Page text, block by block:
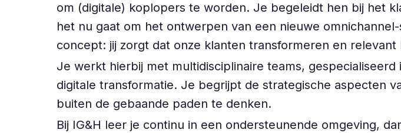
om (digitale) koplopers te worden. Je begeleidt hen bij het
het nu gaat om het ontwerpen van een nieuwe
concept: jij zorgt dat onze klanten transformeren en relevant
Je werkt hierbij met multidisciplinaire teams,
digitale transformatie. Je begrijpt de strategische aspecten
buiten de gebaande paden te denken.
Bij IG&H leer je continu in een ondersteunende omgeving,